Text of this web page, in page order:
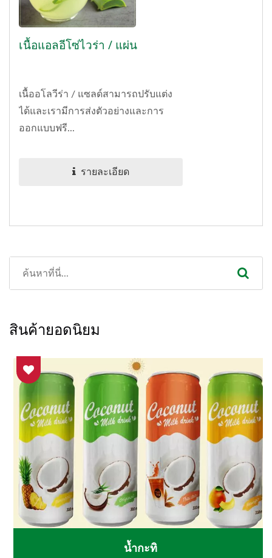
เนื้อแอลอีโซ่ไวร่า / แผ่น
เนื้ออโลวีร่า / แซลด์สามารถปรับแต่ง
ได้และเรามีการส่งตัวอย่างและการ
ออกแบบฟรี...
รายละเอียด
สินค้ายอดนิยม
น้ำกะทิ